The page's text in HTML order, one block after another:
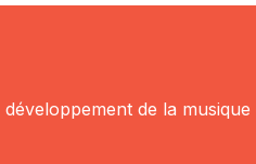
développement de la